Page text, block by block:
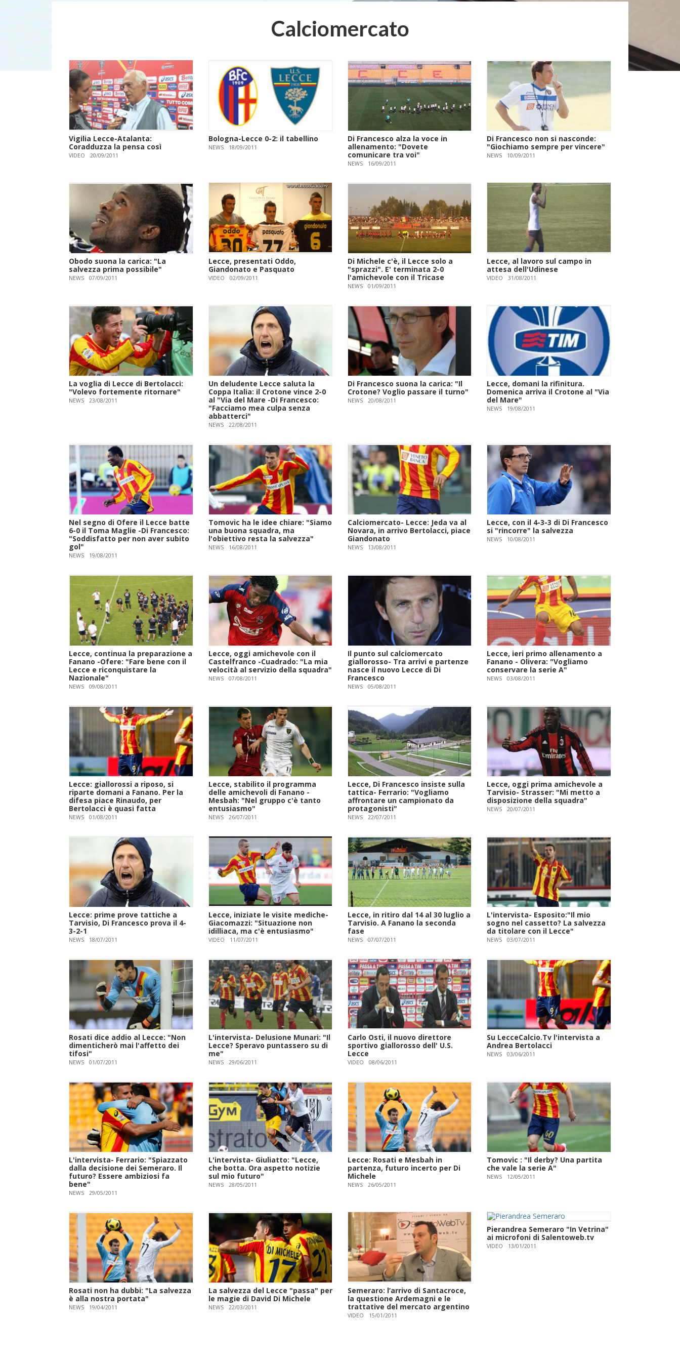
Calciomercato
Vigilia Lecce-Atalanta:
Coradduzza la pensa così
VIDEO 20/09/2011
Bologna-Lecce 0-2: il tabellino
NEWS 18/09/2011
Di Francesco alza la voce in
allenamento: "Dovete
comunicare tra voi"
NEWS 16/09/2011
Di Francesco non si nasconde:
"Giochiamo sempre per vincere"
NEWS 10/09/2011
Obodo suona la carica: "La
salvezza prima possibile"
NEWS 07/09/2011
Lecce, presentati Oddo,
Giandonato e Pasquato
VIDEO 02/09/2011
Di Michele c'è, il Lecce solo a
"sprazzi". E' terminata 2-0
l'amichevole con il Tricase
NEWS 01/09/2011
Lecce, al lavoro sul campo in
attesa dell'Udinese
VIDEO 31/08/2011
La voglia di Lecce di Bertolacci:
"Volevo fortemente ritornare"
NEWS 23/08/2011
Un deludente Lecce saluta la
Coppa Italia: il Crotone vince 2-0
al "Via del Mare -Di Francesco:
"Facciamo mea culpa senza
abbatterci"
NEWS 22/08/2011
Di Francesco suona la carica: "Il
Crotone? Voglio passare il turno"
NEWS 20/08/2011
Lecce, domani la rifinitura.
Domenica arriva il Crotone al "Via
del Mare"
NEWS 19/08/2011
Nel segno di Ofere il Lecce batte
6-0 il Toma Maglie -Di Francesco:
"Soddisfatto per non aver subito
gol"
NEWS 19/08/2011
Tomovic ha le idee chiare: "Siamo
una buona squadra, ma
l'obiettivo resta la salvezza"
NEWS 16/08/2011
Calciomercato- Lecce: Jeda va al
Novara, in arrivo Bertolacci, piace
Giandonato
NEWS 13/08/2011
Lecce, con il 4-3-3 di Di Francesco
si "rincorre" la salvezza
NEWS 10/08/2011
Lecce, continua la preparazione a
Fanano -Ofere: "Fare bene con il
Lecce e riconquistare la
Nazionale"
NEWS 09/08/2011
Lecce, oggi amichevole con il
Castelfranco -Cuadrado: "La mia
velocità al servizio della squadra"
NEWS 07/08/2011
Il punto sul calciomercato
giallorosso- Tra arrivi e partenze
nasce il nuovo Lecce di Di
Francesco
NEWS 05/08/2011
Lecce, ieri primo allenamento a
Fanano - Olivera: "Vogliamo
conservare la serie A"
NEWS 03/08/2011
Lecce: giallorossi a riposo, si
riparte domani a Fanano. Per la
difesa piace Rinaudo, per
Bertolacci è quasi fatta
NEWS 01/08/2011
Lecce, stabilito il programma
delle amichevoli di Fanano -
Mesbah: "Nel gruppo c'è tanto
entusiasmo"
NEWS 26/07/2011
Lecce, Di Francesco insiste sulla
tattica- Ferrario: "Vogliamo
affrontare un campionato da
protagonisti"
NEWS 22/07/2011
Lecce, oggi prima amichevole a
Tarvisio- Strasser: "Mi metto a
disposizione della squadra"
NEWS 20/07/2011
Lecce: prime prove tattiche a
Tarvisio, Di Francesco prova il 4-
3-2-1
NEWS 18/07/2011
Lecce, iniziate le visite mediche-
Giacomazzi: "Situazione non
idilliaca, ma c'è entusiasmo"
VIDEO 11/07/2011
Lecce, in ritiro dal 14 al 30 luglio a
Tarvisio. A Fanano la seconda
fase
NEWS 07/07/2011
L'intervista- Esposito:"Il mio
sogno nel cassetto? La salvezza
da titolare con il Lecce"
NEWS 03/07/2011
Rosati dice addio al Lecce: "Non
dimenticherò mai l'affetto dei
tifosi"
NEWS 01/07/2011
L'intervista- Delusione Munari: "Il
Lecce? Speravo puntassero su di
me"
NEWS 29/06/2011
Carlo Osti, il nuovo direttore
sportivo giallorosso dell' U.S.
Lecce
VIDEO 08/06/2011
Su LecceCalcio.Tv l'intervista a
Andrea Bertolacci
NEWS 03/06/2011
L'intervista- Ferrario: "Spiazzato
dalla decisione dei Semeraro. Il
futuro? Essere ambiziosi fa
bene"
NEWS 29/05/2011
L'intervista- Giuliatto: "Lecce,
che botta. Ora aspetto notizie
sul mio futuro"
NEWS 28/05/2011
Lecce: Rosati e Mesbah in
partenza, futuro incerto per Di
Michele
NEWS 26/05/2011
Tomovic : "Il derby? Una partita
che vale la serie A"
NEWS 12/05/2011
Rosati non ha dubbi: "La salvezza
è alla nostra portata"
NEWS 19/04/2011
La salvezza del Lecce "passa" per
le magie di David Di Michele
NEWS 22/03/2011
Semeraro: l’arrivo di Santacroce,
la questione Ardemagni e le
trattative del mercato argentino
VIDEO 15/01/2011
Pierandrea Semeraro "In Vetrina"
ai microfoni di Salentoweb.tv
VIDEO 13/01/2011